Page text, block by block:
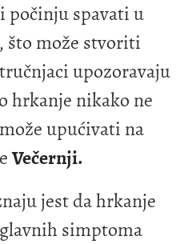
počinju spavati u
što može stvoriti
upozoravaju
hrkanje nikako ne
upućivati na
Večernji.
jest da hrkanje
simptoma